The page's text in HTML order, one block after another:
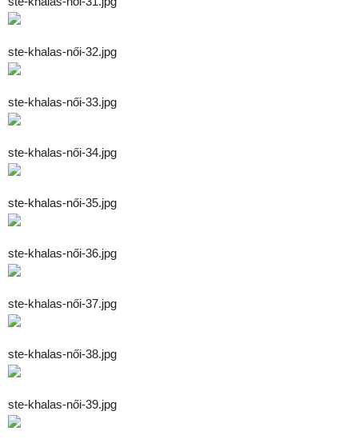
ste-khalas-női-32.jpg
ste-khalas-női-33.jpg
ste-khalas-női-34.jpg
ste-khalas-női-35.jpg
ste-khalas-női-36.jpg
ste-khalas-női-37.jpg
ste-khalas-női-38.jpg
ste-khalas-női-39.jpg